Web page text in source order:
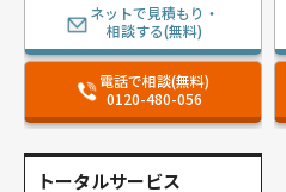
ネットで見積もり・
相談する(無料)
電話で相談(無料)
0120-480-056
トータルサービス